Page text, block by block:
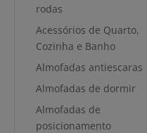
rodas
Acessórios de Quarto,
Cozinha e Banho
Almofadas antiescaras
Almofadas de dormir
Almofadas de
posicionamento